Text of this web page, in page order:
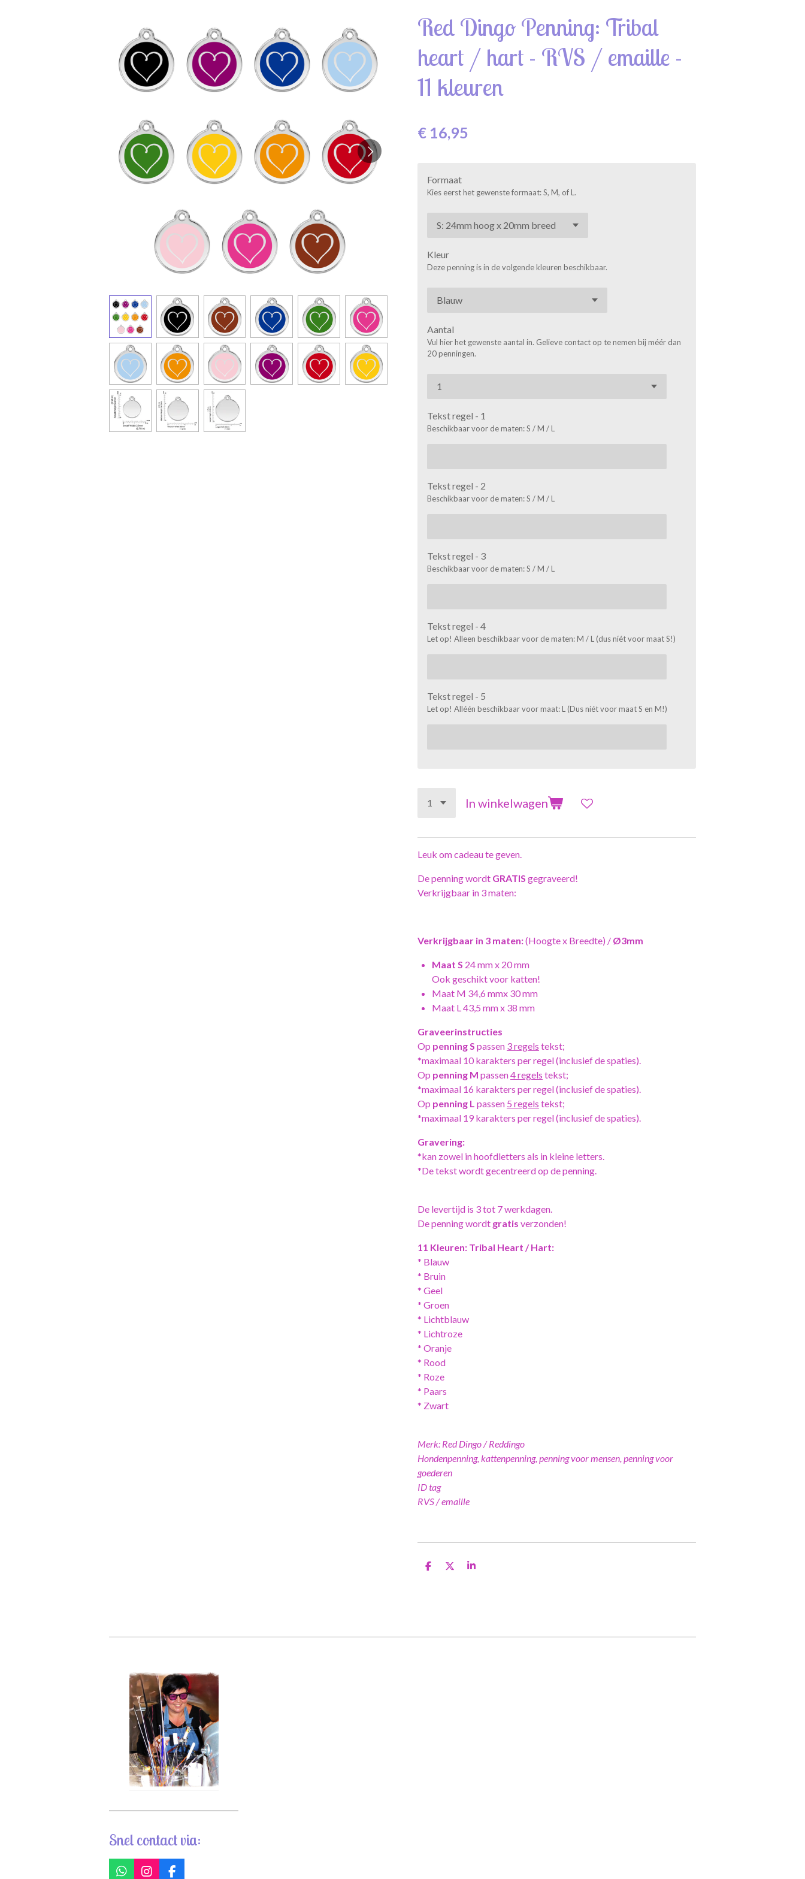
Red Dingo Penning: Tribal
heart / hart - RVS / emaille -
11 kleuren
€ 16,95
Formaat
Kies eerst het gewenste formaat: S, M, of L.
Kleur
Deze penning is in de volgende kleuren beschikbaar.
Aantal
Vul hier het gewenste aantal in. Gelieve contact op te nemen bij méér dan
20 penningen.
Tekst regel - 1
Beschikbaar voor de maten: S / M / L
Tekst regel - 2
Beschikbaar voor de maten: S / M / L
Tekst regel - 3
Beschikbaar voor de maten: S / M / L
Tekst regel - 4
Let op! Alleen beschikbaar voor de maten: M / L (dus níét voor maat S!)
Tekst regel - 5
Let op! Alléén beschikbaar voor maat: L (Dus níét voor maat S en M!)
In winkelwagen
Leuk om cadeau te geven.
De penning wordt GRATIS gegraveerd!
Verkrijgbaar in 3 maten:
Verkrijgbaar in 3 maten:(Hoogte x Breedte) / Ø3mm
Maat S 24 mm x 20 mm
Ook geschikt voor katten!
Maat M 34,6 mmx 30 mm
Maat L 43,5 mm x 38 mm
Graveerinstructies
Op penning S passen 3 regels tekst;
*maximaal 10 karakters per regel (inclusief de spaties).
Op penning M passen4 regels tekst;
*maximaal 16 karakters per regel (inclusief de spaties).
Op penning L passen 5 regels tekst;
*maximaal 19 karakters per regel (inclusief de spaties).
Gravering:
*kan zowel in hoofdletters als in kleine letters.
*De tekst wordt gecentreerd op de penning.
De levertijd is 3 tot 7 werkdagen.
De penning wordt gratis verzonden!
11 Kleuren: Tribal Heart / Hart:
* Blauw
* Bruin
* Geel
* Groen
* Lichtblauw
* Lichtroze
* Oranje
* Rood
* Roze
* Paars
* Zwart
Merk: Red Dingo / Reddingo
Hondenpenning, kattenpenning, penning voor mensen, penning voor
goederen
ID tag
RVS / emaille
D
D
S
Snel contact via:
W I F